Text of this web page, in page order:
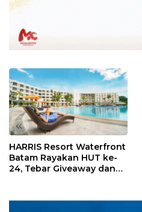
«
HARRIS Resort Waterfront
Batam Rayakan HUT ke-
24, Tebar Giveaway dan